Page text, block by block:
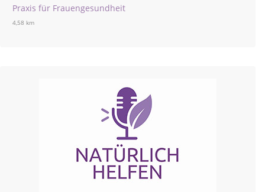
Praxis für Frauengesundheit
4,58 km